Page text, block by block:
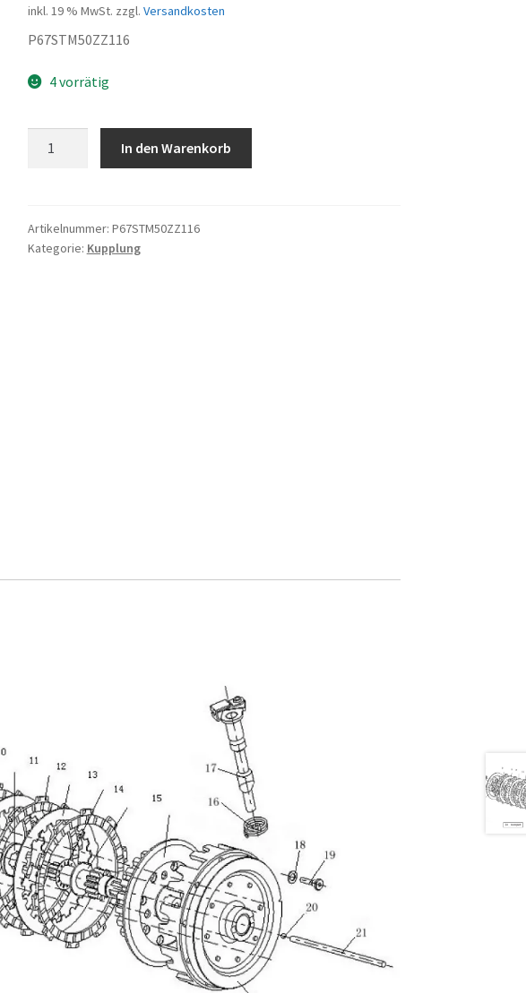
inkl. 19 % MwSt. zzgl. Versandkosten
P67STM50ZZ116
4 vorrätig
In den Warenkorb
Artikelnummer: P67STM50ZZ116
Kategorie: Kupplung